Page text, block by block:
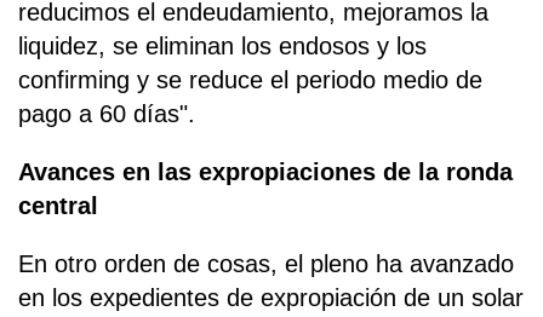
reducimos el endeudamiento, mejoramos la
liquidez, se eliminan los endosos y los
confirming y se reduce el periodo medio de
pago a 60 días".
Avances en las expropiaciones de la ronda
central
En otro orden de cosas, el pleno ha avanzado
en los expedientes de expropiación de un solar